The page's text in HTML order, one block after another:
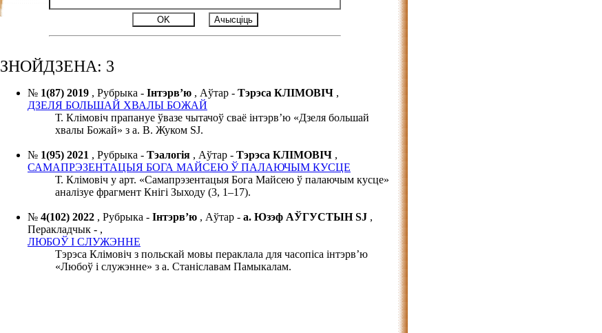
ЗНОЙДЗЕНА: 3
№ 1(87) 2019 , Рубрыка - Інтэрв’ю , Аўтар - Тэрэса КЛІМОВІЧ ,
ДЗЕЛЯ БОЛЬШАЙ ХВАЛЫ БОЖАЙ
Т. Клімовіч прапануе ўвазе чытачоў сваё інтэрв’ю «Дзеля большай
хвалы Божай» з а. В. Жуком SJ.
№ 1(95) 2021 , Рубрыка - Тэалогія , Аўтар - Тэрэса КЛІМОВІЧ ,
САМАПРЭЗЕНТАЦЫЯ БОГА МАЙСЕЮ Ў ПАЛАЮЧЫМ КУСЦЕ
Т. Клімовіч у арт. «Самапрэзентацыя Бога Майсею ў палаючым кусце»
аналізуе фрагмент Кнігі Зыходу (3, 1–17).
№ 4(102) 2022 , Рубрыка - Інтэрв’ю , Аўтар - а. Юзэф АЎГУСТЫН SJ ,
Перакладчык - ,
ЛЮБОЎ І СЛУЖЭННЕ
Тэрэcа Клімовіч з польскай мовы пераклала для часопіса інтэрв’ю
«Любоў і служэнне» з а. Станіславам Памыкалам.